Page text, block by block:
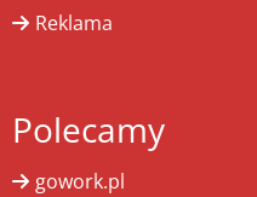
Reklama
Polecamy
gowork.pl